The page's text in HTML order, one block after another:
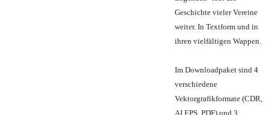
Geschichte vieler Vereine
weiter. In Textform und in
ihren vielfältigen Wappen.
Im Downloadpaket sind 4
verschiedene
Vektorgrafikformate (CDR,
AI EPS, PDF) und 3